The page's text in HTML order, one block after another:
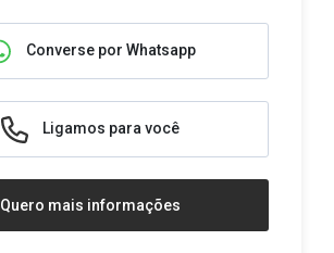
Converse por Whatsapp
Ligamos para você
Quero mais informações